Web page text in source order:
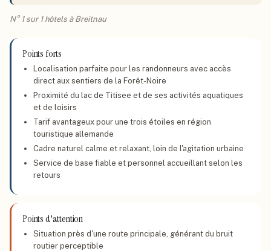
N° 1 sur 1 hôtels à Breitnau
Points forts
Localisation parfaite pour les randonneurs avec accès
direct aux sentiers de la Forêt-Noire
Proximité du lac de Titisee et de ses activités aquatiques
et de loisirs
Tarif avantageux pour une trois étoiles en région
touristique allemande
Cadre naturel calme et relaxant, loin de l'agitation urbaine
Service de base fiable et personnel accueillant selon les
retours
Points d'attention
Situation près d'une route principale, générant du bruit
routier perceptible